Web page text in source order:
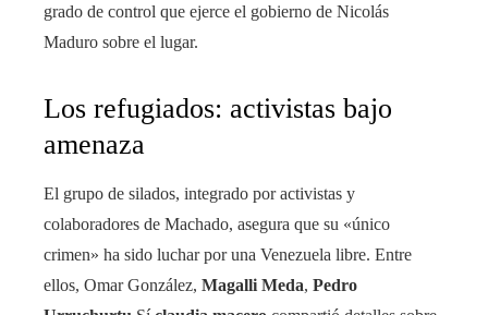
grado de control que ejerce el gobierno de Nicolás
Maduro sobre el lugar.
Los refugiados: activistas bajo
amenaza
El grupo de silados, integrado por activistas y
colaboradores de Machado, asegura que su «único
crimen» ha sido luchar por una Venezuela libre. Entre
ellos, Omar González, Magalli Meda, Pedro